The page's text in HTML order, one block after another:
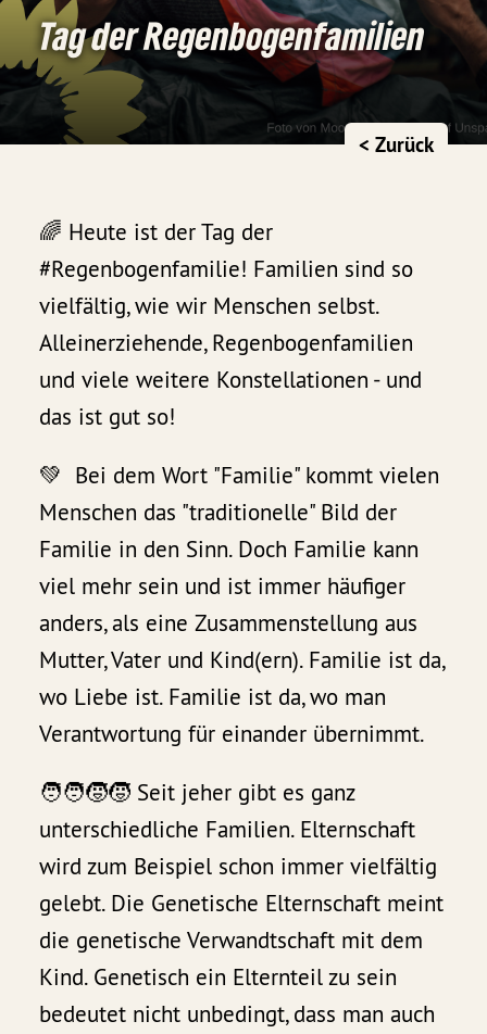
Tag der Regenbogenfamilien
< Zurück
🌈 Heute ist der Tag der
#Regenbogenfamilie! Familien sind so
vielfältig, wie wir Menschen selbst.
Alleinerziehende, Regenbogenfamilien
und viele weitere Konstellationen - und
das ist gut so!
💚 Bei dem Wort "Familie" kommt vielen
Menschen das "traditionelle" Bild der
Familie in den Sinn. Doch Familie kann
viel mehr sein und ist immer häufiger
anders, als eine Zusammenstellung aus
Mutter, Vater und Kind(ern). Familie ist da,
wo Liebe ist. Familie ist da, wo man
Verantwortung für einander übernimmt.
🧑‍🧑‍🧒‍🧒 Seit jeher gibt es ganz
unterschiedliche Familien. Elternschaft
wird zum Beispiel schon immer vielfältig
gelebt. Die Genetische Elternschaft meint
die genetische Verwandtschaft mit dem
Kind. Genetisch ein Elternteil zu sein
bedeutet nicht unbedingt, dass man auch